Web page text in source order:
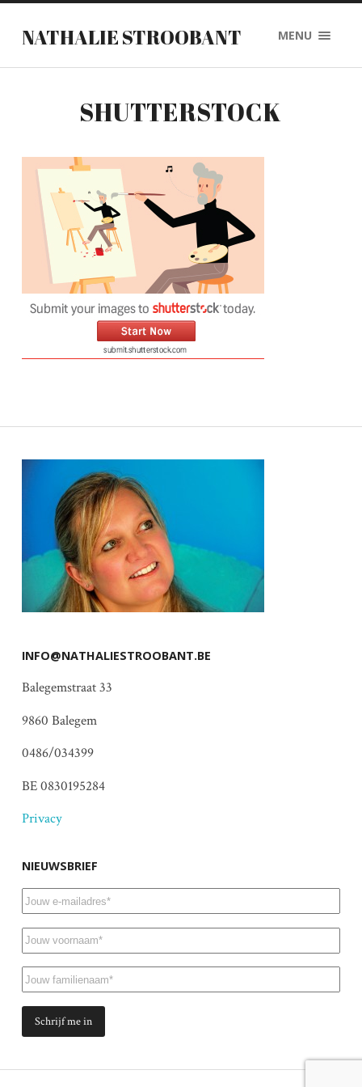
NATHALIE STROOBANT MENU
SHUTTERSTOCK
INFO@NATHALIESTROOBANT.BE
Balegemstraat 33
9860 Balegem
0486/034399
BE 0830195284
Privacy
NIEUWSBRIEF